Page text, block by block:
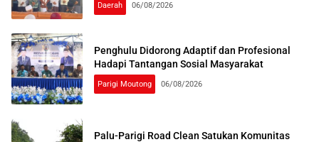
Daerah 06/08/2026
Penghulu Didorong Adaptif dan Profesional
Hadapi Tantangan Sosial Masyarakat
Parigi Moutong 06/08/2026
Palu-Parigi Road Clean Satukan Komunitas